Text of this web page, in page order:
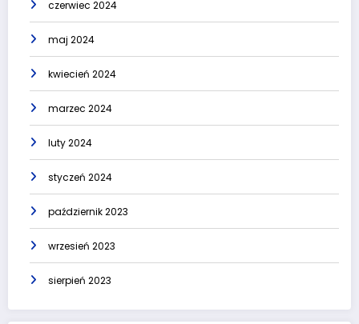
czerwiec 2024
maj 2024
kwiecień 2024
marzec 2024
luty 2024
styczeń 2024
październik 2023
wrzesień 2023
sierpień 2023